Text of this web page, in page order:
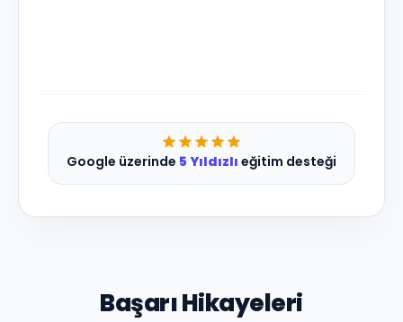
Google üzerinde 5 Yıldızlı eğitim desteği
Başarı Hikayeleri